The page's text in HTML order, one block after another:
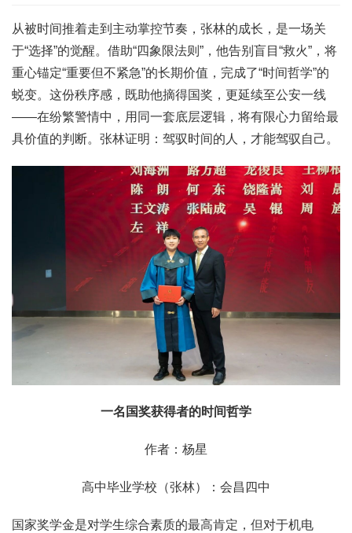
从被时间推着走到主动掌控节奏，张林的成长，是一场关
于“选择”的觉醒。借助“四象限法则 ”，他告别盲目“救火”，将
重心锚定“重要但不紧急”的长期价值，完成了“时间哲学”的
蜕变。这份秩序感，既助他摘得国奖，更延续至公安一线
——在纷繁警情中，用同一套底层逻辑，将有限心力留给最
具价值的判断。张林证明：驾驭时间的人，才能驾驭自己。
一名国奖获得者的时间哲学
作者：杨星
高中毕业学校（张林）：会昌四中
国家奖学金是对学生综合素质的最高肯定，但对于机电